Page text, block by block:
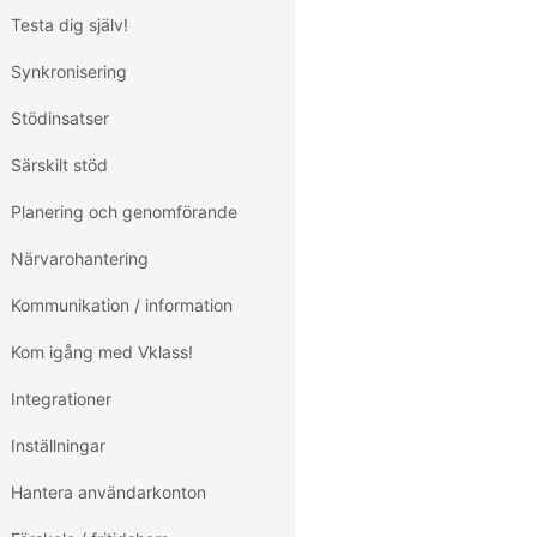
Testa dig själv!
Synkronisering
Stödinsatser
Särskilt stöd
Planering och genomförande
Närvarohantering
Kommunikation / information
Kom igång med Vklass!
Integrationer
Inställningar
Hantera användarkonton